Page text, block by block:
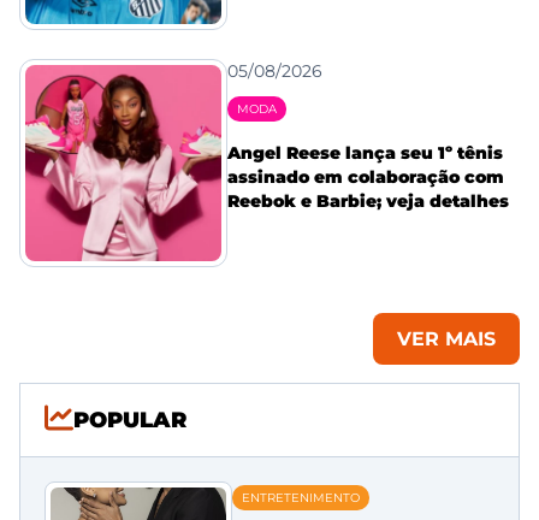
05/08/2026
MODA
Angel Reese lança seu 1º tênis
assinado em colaboração com
Reebok e Barbie; veja detalhes
VER MAIS
POPULAR
ENTRETENIMENTO